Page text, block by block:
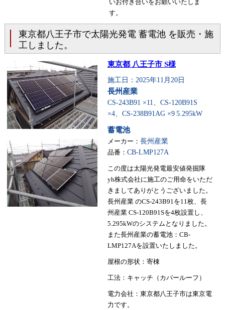
いお付き合いをお願いいたしま
す。
東京都八王子市で太陽光発電 蓄電池 を販売・施
工しました。
東京都 八王子市 S様
施工日：2025年11月20日
長州産業
CS-243B91 ×11、CS-120B91S
×4、CS-238B91AG ×9 5.295kW
蓄電池
メーカー： 長州産業
品番： CB-LMP127A
この度は太陽光発電最安値発掘隊
yh株式会社に施工のご用命をいただ
きましてありがとうございました。
長州産業 のCS-243B91を11枚、長
州産業 CS-120B91Sを4枚設置し、
5.295kWのシステムとなりました。
また長州産業の蓄電池：CB-
LMP127Aを設置いたしました。
屋根の形状：寄棟
工法：キャッチ（カバールーフ）
電力会社：東京都八王子市は東京電
力です。